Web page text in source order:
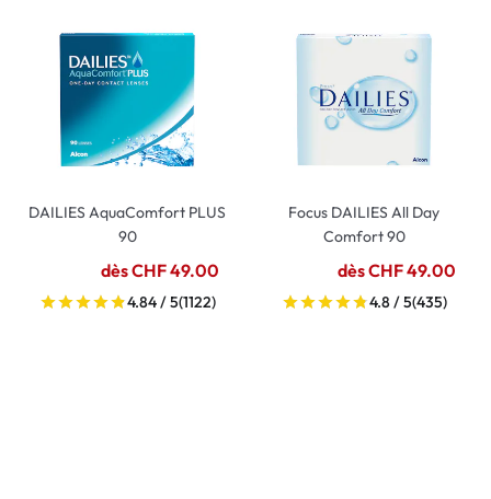
DAILIES AquaComfort PLUS
90
dès CHF 49.00
4.84 / 5(1122)
Focus DAILIES All Day
Comfort 90
dès CHF 49.00
4.8 / 5(435)